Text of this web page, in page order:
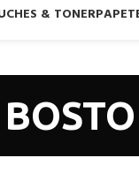
& TONER